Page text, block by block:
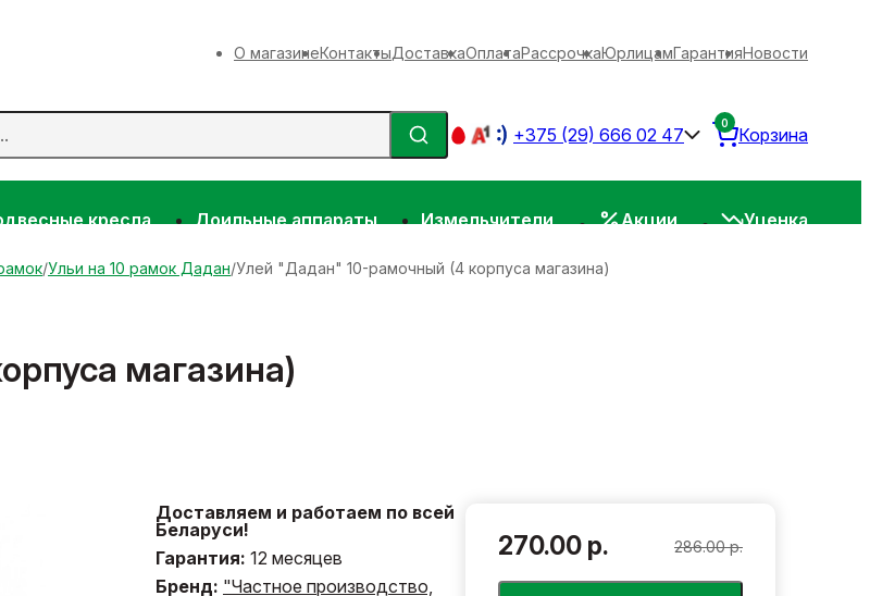
О магазинеКонтактыДоставкаОплатаРассрочкаЮрлицамГарантияНовости
+375 (29) 666 02 47 Корзина
0
кресла Доильные аппараты Измельчители Акции Уценка
Ульи на 10 рамок Дадан Улей "Дадан" 10-рамочный (4 корпуса магазина)
магазина)
Доставляем и работаем по всей
Беларуси!
Гарантия: 12 месяцев
Бренд: "Частное производство,
270.00 р. 286.00 р.